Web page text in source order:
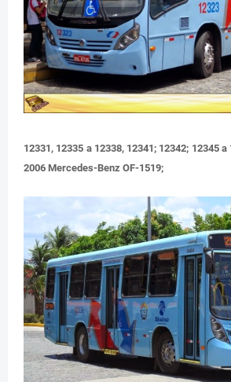
12331, 12335 a 12338, 12341; 12342; 12345
2006 Mercedes-Benz OF-1519;